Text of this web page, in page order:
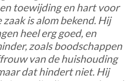
toewijding en hart voor
zaak is alom bekend. Hij
heel erg goed, en
zoals boodschappen
van de huishouding
dat hindert niet. Hij